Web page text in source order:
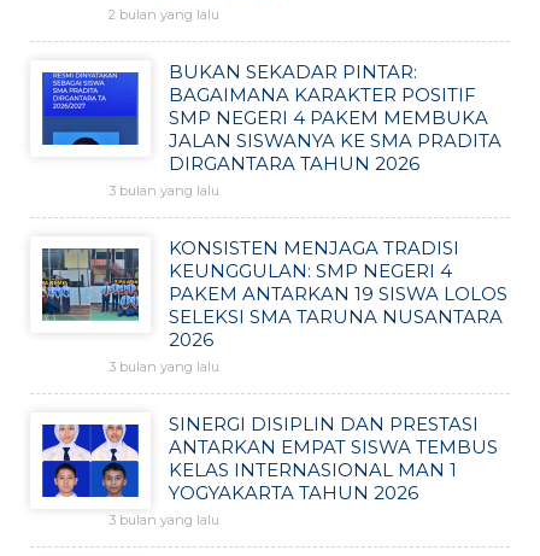
2 bulan yang lalu
BUKAN SEKADAR PINTAR:
BAGAIMANA KARAKTER POSITIF
SMP NEGERI 4 PAKEM MEMBUKA
JALAN SISWANYA KE SMA PRADITA
DIRGANTARA TAHUN 2026
3 bulan yang lalu
KONSISTEN MENJAGA TRADISI
KEUNGGULAN: SMP NEGERI 4
PAKEM ANTARKAN 19 SISWA LOLOS
SELEKSI SMA TARUNA NUSANTARA
2026
3 bulan yang lalu
SINERGI DISIPLIN DAN PRESTASI
ANTARKAN EMPAT SISWA TEMBUS
KELAS INTERNASIONAL MAN 1
YOGYAKARTA TAHUN 2026
3 bulan yang lalu